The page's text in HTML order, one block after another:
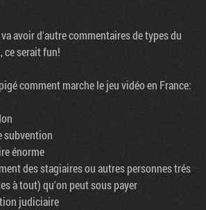
avoir d'autre commentaires de types du
serait fun!
comment marche le jeu vidéo en France:
subvention
énorme
des stagiaires ou autres personnes trés
à tout) qu'on peut sous payer
judiciaire